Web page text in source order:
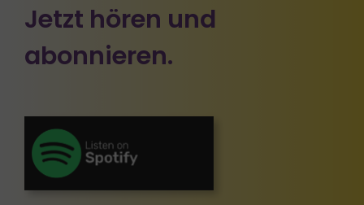
Jetzt hören und
abonnieren.